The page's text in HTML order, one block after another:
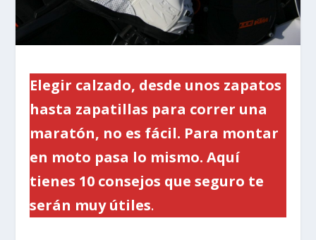
Elegir calzado, desde unos zapatos
hasta zapatillas para correr una
maratón, no es fácil. Para montar
en moto pasa lo mismo. Aquí
tienes 10 consejos que seguro te
serán muy útiles.